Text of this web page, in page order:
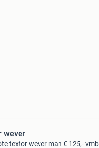
wever
textor wever man € 125,- vmb